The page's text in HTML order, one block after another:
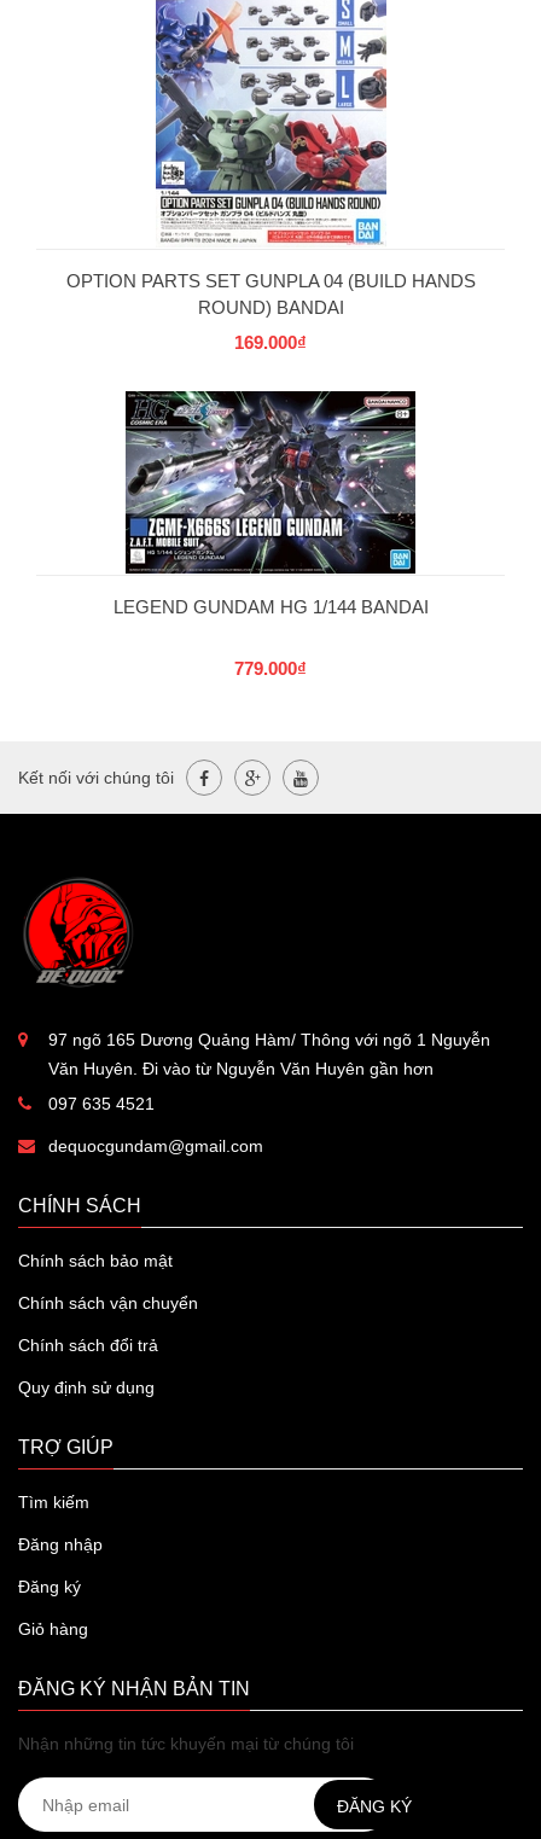
OPTION PARTS SET GUNPLA 04 (BUILD HANDS
ROUND) BANDAI
169.000₫
LEGEND GUNDAM HG 1/144 BANDAI
779.000₫
Kết nối với chúng tôi
97 ngõ 165 Dương Quảng Hàm/ Thông với ngõ 1 Nguyễn
Văn Huyên. Đi vào từ Nguyễn Văn Huyên gần hơn
097 635 4521
dequocgundam@gmail.com
CHÍNH SÁCH
Chính sách bảo mật
Chính sách vận chuyển
Chính sách đổi trả
Quy định sử dụng
TRỢ GIÚP
Tìm kiếm
Đăng nhập
Đăng ký
Giỏ hàng
ĐĂNG KÝ NHẬN BẢN TIN
Nhận những tin tức khuyến mại từ chúng tôi
ĐĂNG KÝ